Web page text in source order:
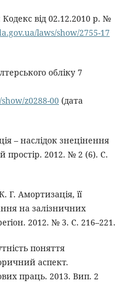
від 02.12.2010 р. №
laws/show/2755-17
обліку 7
z0288-00(дата
– наслідок знецінення
простір. 2012. № 2 (6). С.
Г. Амортизація, її
на залізничних
2012. № 3. С. 216–221.
поняття
аспект.
праць. 2013. Вип. 2